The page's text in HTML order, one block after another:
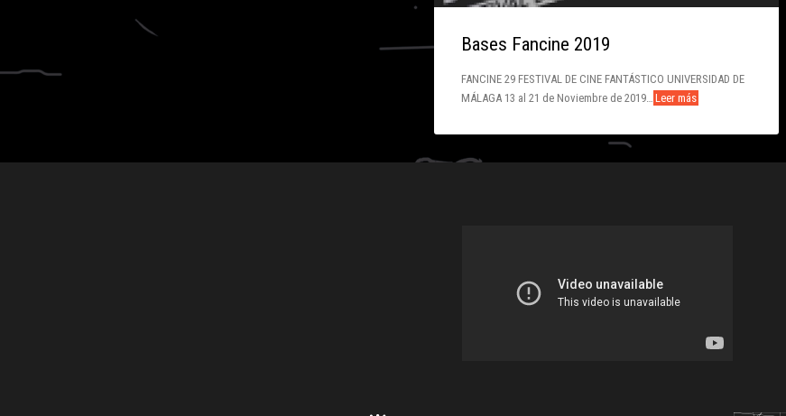
Bases Fancine 2019
FANCINE 29 FESTIVAL DE CINE FANTÁSTICO UNIVERSIDAD DE
MÁLAGA 13 al 21 de Noviembre de 2019… Leer más